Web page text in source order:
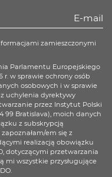
zamieszczonymi
Parlamentu Europejskiego
r. w sprawie ochrony osób
osobowych i w sprawie
uchylenia dyrektywy
przez Instytut Polski
99 Bratislava), moich danych
z subskrypcją
em się z
realizacją obowiązku
dotyczącymi przetwarzania
mi wszystkie przysługujące